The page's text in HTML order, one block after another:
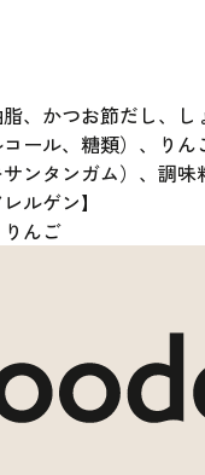
、かつお節だし、
ール、糖類）、り
ンタンガム）、調
ルゲン】
んご